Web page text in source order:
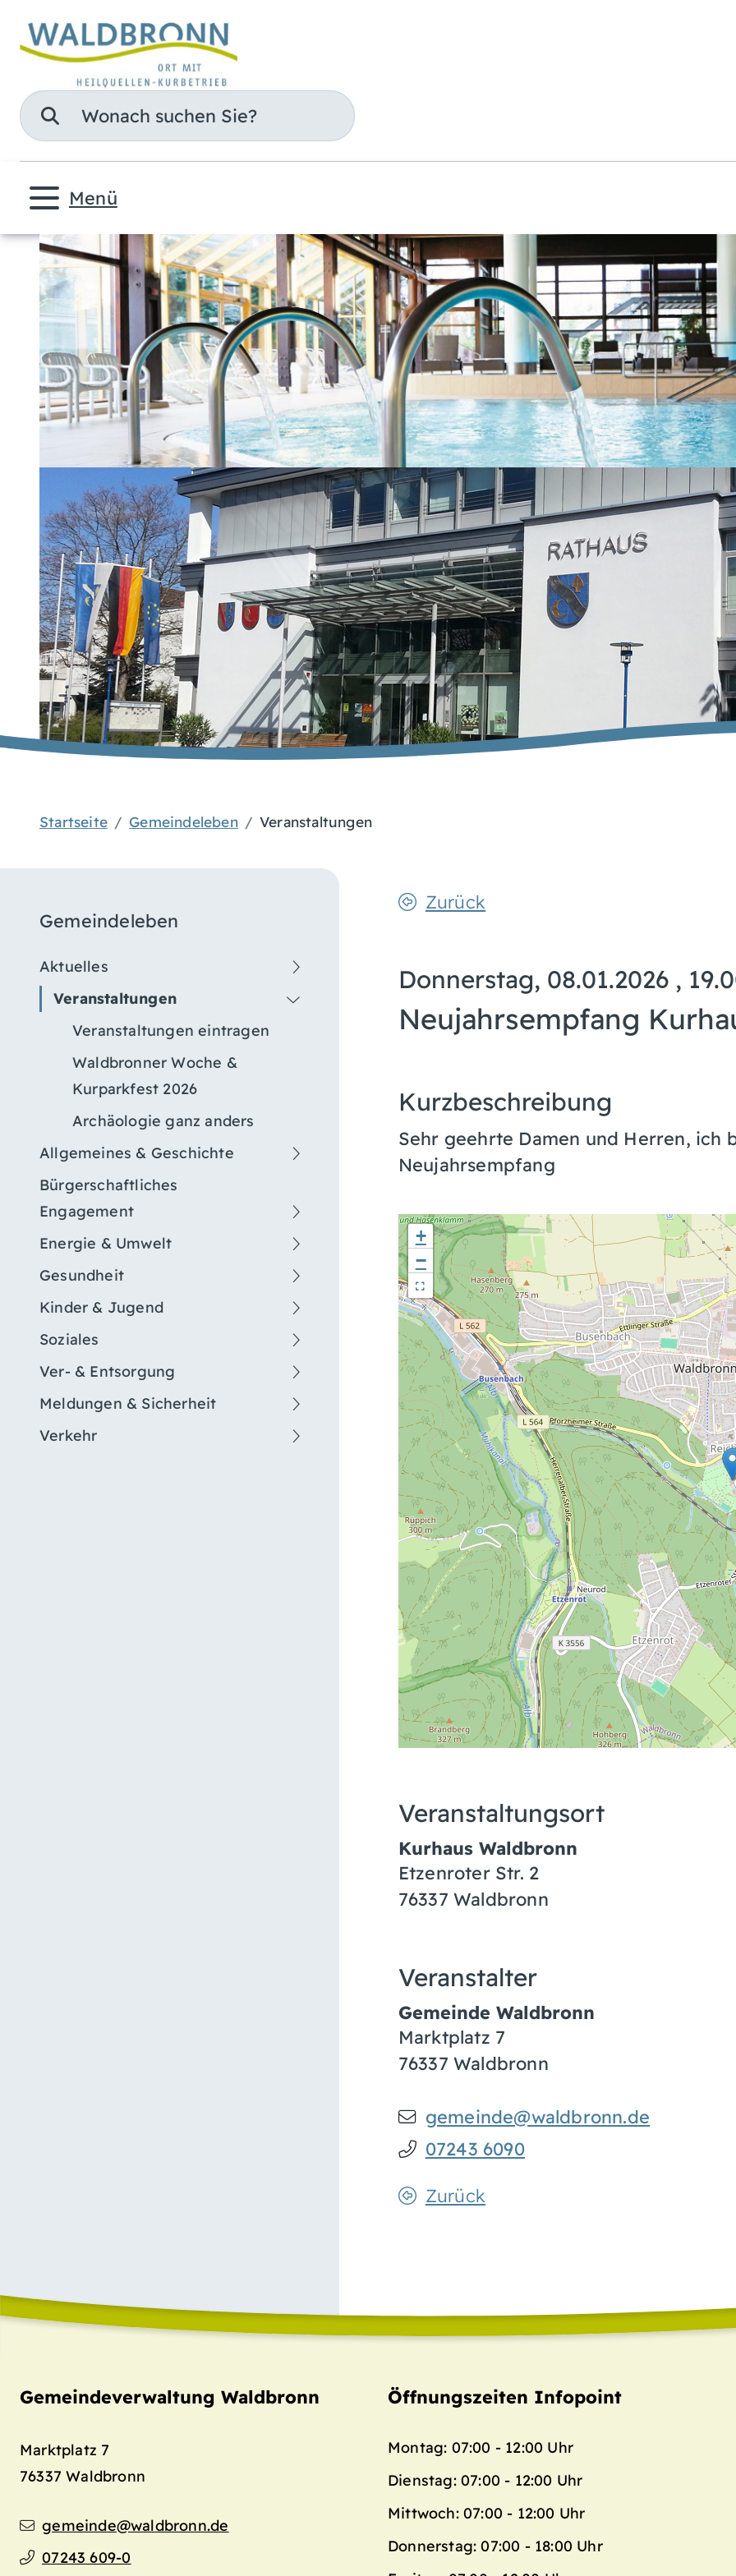
Suche
Menü
Startseite Gemeindeleben Veranstaltungen
Gemeindeleben
Aktuelles
Veranstaltungen
Veranstaltungen eintragen
Waldbronner Woche &
Kurparkfest 2026
Archäologie ganz anders
Allgemeines & Geschichte
Bürgerschaftliches
Engagement
Energie & Umwelt
Gesundheit
Kinder & Jugend
Soziales
Ver- & Entsorgung
Meldungen & Sicherheit
Verkehr
Zurück
Donnerstag, 08.01.2026,
Neujahrsempfang
Kurzbeschreibung
Sehr geehrte Damen und Herren, ich
Neujahrsempfang
+
−
Veranstaltungsort
Kurhaus Waldbronn
Etzenroter Str. 2
76337 Waldbronn
Veranstalter
Gemeinde Waldbronn
Marktplatz 7
76337 Waldbronn
gemeinde@waldbronn.de
07243 6090
Zurück
Gemeindeverwaltung Waldbronn
Marktplatz 7
76337 Waldbronn
gemeinde@waldbronn.de
07243 609-0
Öffnungszeiten Infopoint
Montag: 07:00 - 12:00 Uhr
Dienstag: 07:00 - 12:00 Uhr
Mittwoch: 07:00 - 12:00 Uhr
Donnerstag: 07:00 - 18:00 Uhr